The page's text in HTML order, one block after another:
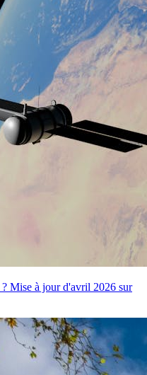
Mise à jour d'avril 2026 sur